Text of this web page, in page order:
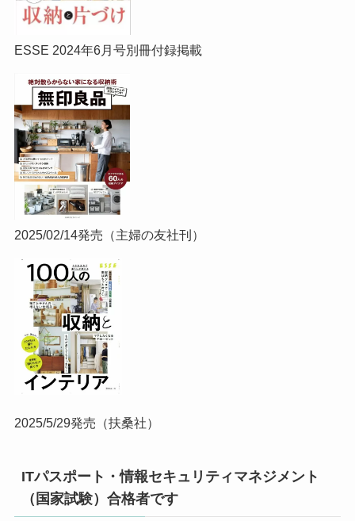
ESSE 2024年6月号別冊付録掲載
2025/02/14発売（主婦の友社刊）
2025/5/29発売（扶桑社）
ITパスポート・情報セキュリティマネジメント
（国家試験）合格者です